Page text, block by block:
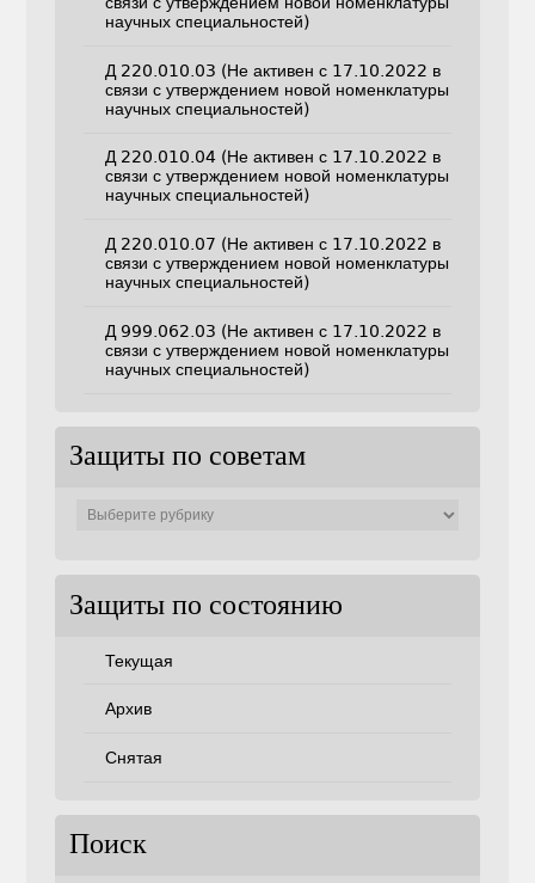
научных специальностей)
Д 220.010.03 (Не активен с 17.10.2022 в
связи с утверждением новой номенклатуры
научных специальностей)
Д 220.010.04 (Не активен с 17.10.2022 в
связи с утверждением новой номенклатуры
научных специальностей)
Д 220.010.07 (Не активен с 17.10.2022 в
связи с утверждением новой номенклатуры
научных специальностей)
Д 999.062.03 (Не активен с 17.10.2022 в
связи с утверждением новой номенклатуры
научных специальностей)
Защиты по советам
Защиты по состоянию
Текущая
Архив
Снятая
Поиск